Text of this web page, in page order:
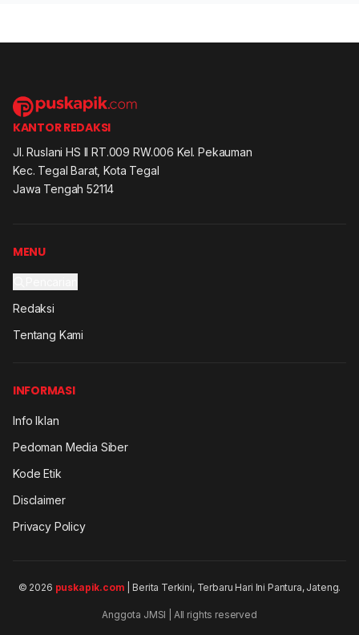
KANTOR REDAKSI
Jl. Ruslani HS II RT.009 RW.006 Kel. Pekauman
Kec. Tegal Barat, Kota Tegal
Jawa Tengah 52114
MENU
Redaksi
Tentang Kami
INFORMASI
Info Iklan
Pedoman Media Siber
Kode Etik
Disclaimer
Privacy Policy
© 2026 puskapik.com | Berita Terkini, Terbaru Hari Ini Pantura, Jateng.
Anggota JMSI | All rights reserved